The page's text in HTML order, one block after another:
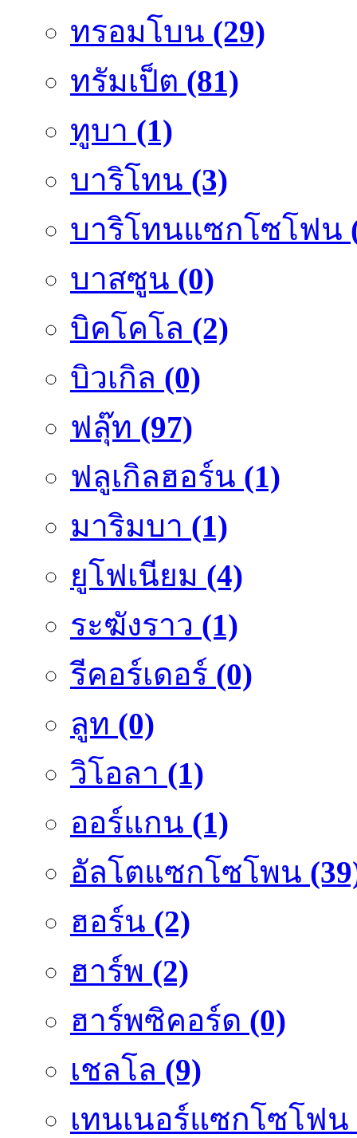
ทรอมโบน (29)
ทรัมเป็ต (81)
ทูบา (1)
บาริโทน (3)
บาริโทนแซกโซโฟน
บาสซูน (0)
บิคโคโล (2)
บิวเกิล (0)
ฟลุ๊ท (97)
ฟลูเกิลฮอร์น (1)
มาริมบา (1)
ยูโฟเนียม (4)
ระฆังราว (1)
รีคอร์เดอร์ (0)
ลูท (0)
วิโอลา (1)
ออร์แกน (1)
อัลโตแซกโซโพน
ฮอร์น (2)
ฮาร์พ (2)
ฮาร์พซิคอร์ด (0)
เชลโล (9)
เทนเนอร์แซกโซโฟน